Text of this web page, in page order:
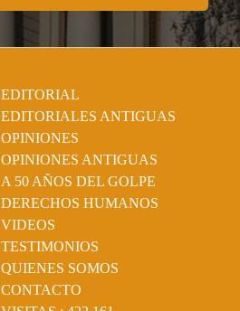
EDITORIAL
EDITORIALES ANTIGUAS
OPINIONES
OPINIONES ANTIGUAS
A 50 AÑOS DEL GOLPE
DERECHOS HUMANOS
VIDEOS
TESTIMONIOS
QUIENES SOMOS
CONTACTO